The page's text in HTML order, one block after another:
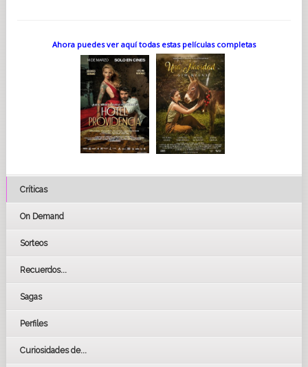
Ahora puedes ver aquí todas estas películas completas
Críticas
On Demand
Sorteos
Recuerdos...
Sagas
Perfiles
Curiosidades de...